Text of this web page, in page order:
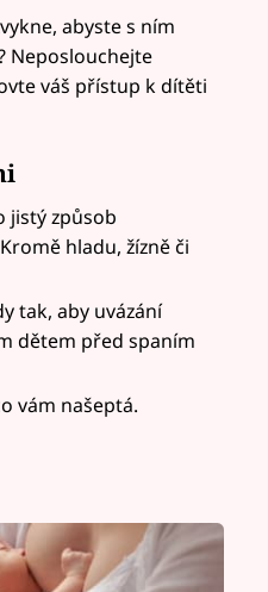
abyste s ním
Neposlouchejte
váš přístup k dítěti
jistý způsob
hladu, žízně či
tak, aby uvázání
dětem před spaním
vám našeptá.